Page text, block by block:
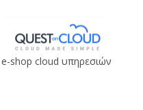
e-shop cloud υπηρεσιών